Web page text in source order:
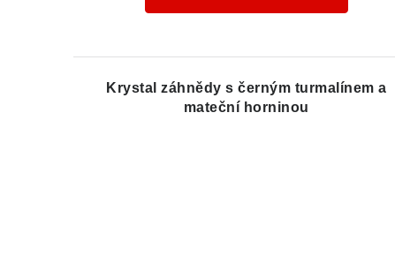
Krystal záhnědy s černým turmalínem a
mateční horninou